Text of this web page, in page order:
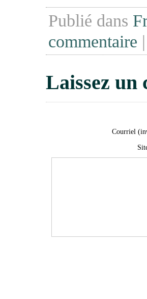
Publié dans
commentaire |
Laissez un
Courriel